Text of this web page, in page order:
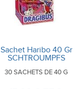
Sachet Haribo 40 Gr
SCHTROUMPFS
30 SACHETS DE 40 G